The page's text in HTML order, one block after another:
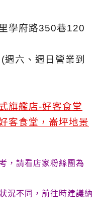
學府路350巷120
六、週日營業到
旗艦店-好客食堂
客食堂，崙坪地景
，請看店家粉絲團為
況不同，前往時建議納